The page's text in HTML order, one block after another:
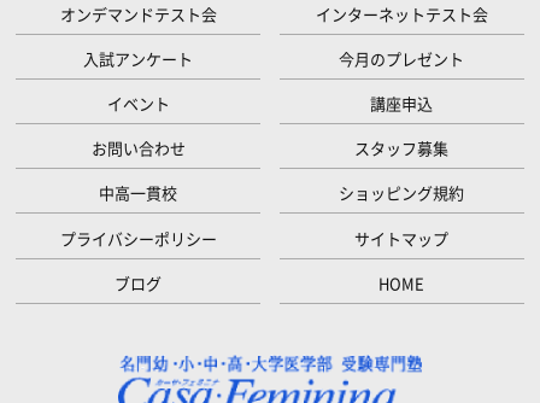
オンデマンドテスト会
インターネットテスト会
入試アンケート
今月のプレゼント
イベント
講座申込
お問い合わせ
スタッフ募集
中高一貫校
ショッピング規約
プライバシーポリシー
サイトマップ
ブログ
HOME